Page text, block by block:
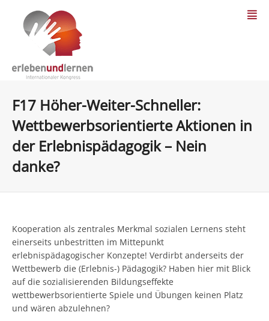
F17 Höher-Weiter-Schneller:
Wettbewerbsorientierte Aktionen in
der Erlebnispädagogik – Nein
danke?
Kooperation als zentrales Merkmal sozialen Lernens steht
einerseits unbestritten im Mittepunkt
erlebnispädagogischer Konzepte! Verdirbt anderseits der
Wettbewerb die (Erlebnis-) Pädagogik? Haben hier mit Blick
auf die sozialisierenden Bildungseffekte
wettbewerbsorientierte Spiele und Übungen keinen Platz
und wären abzulehnen?